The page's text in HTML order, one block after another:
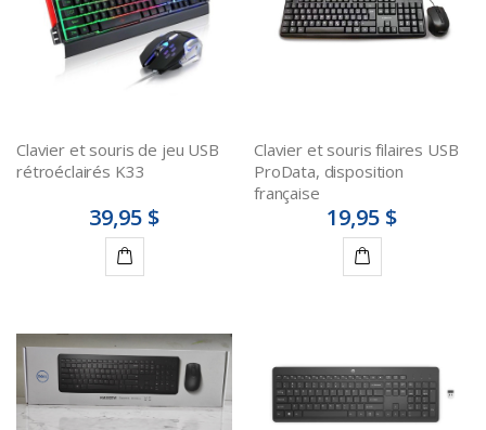
Clavier et souris de jeu USB
rétroéclairés K33
39,95 $
panier
Clavier et souris filaires USB
ProData, disposition
française
19,95 $
panier